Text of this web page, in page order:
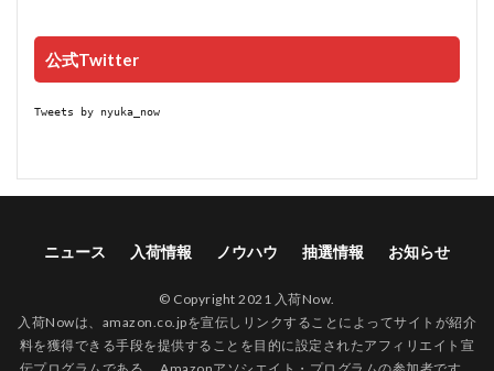
公式Twitter
Tweets by nyuka_now
ニュース 入荷情報 ノウハウ 抽選情報 お知らせ
© Copyright 2021 入荷Now.
入荷Nowは、amazon.co.jpを宣伝しリンクすることによってサイトが紹介
料を獲得できる手段を提供することを目的に設定されたアフィリエイト宣
伝プログラムである、 Amazonアソシエイト・プログラムの参加者です。